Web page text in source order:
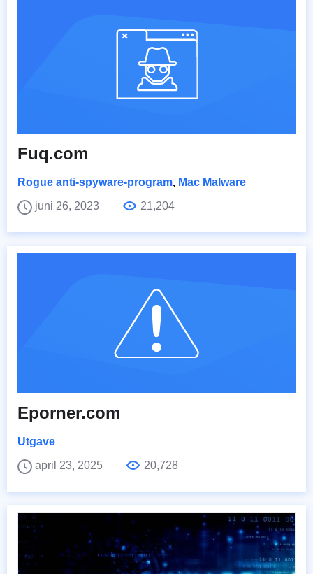
Fuq.com
Rogue anti-spyware-program, Mac Malware
juni 26, 2023
21,204
Eporner.com
Utgave
april 23, 2025
20,728